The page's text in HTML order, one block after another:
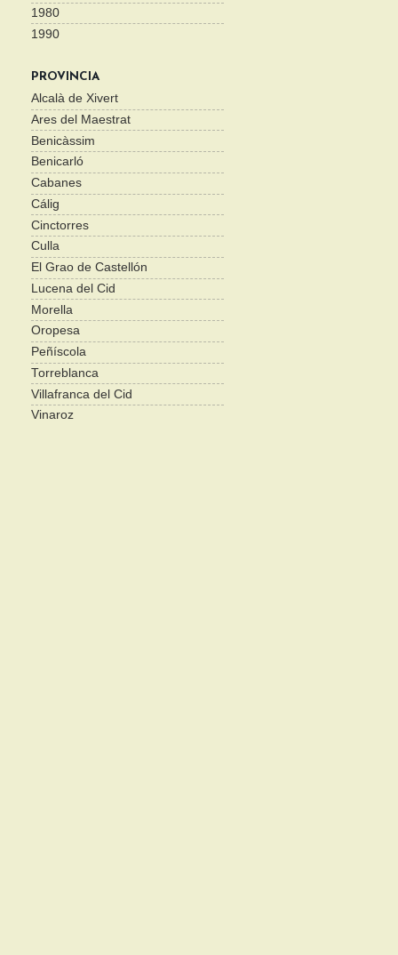
1980
1990
PROVINCIA
Alcalà de Xivert
Ares del Maestrat
Benicàssim
Benicarló
Cabanes
Cálig
Cinctorres
Culla
El Grao de Castellón
Lucena del Cid
Morella
Oropesa
Peñíscola
Torreblanca
Villafranca del Cid
Vinaroz